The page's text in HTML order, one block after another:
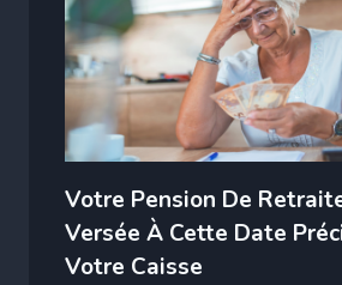
Votre Pension De
Versée À Cette Date
Votre Caisse